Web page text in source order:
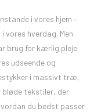
i vores hjem –
vores hverdag. Men
brug for kærlig pleje
udseende og
i massivt træ,
tekstiler, der
du bedst passer